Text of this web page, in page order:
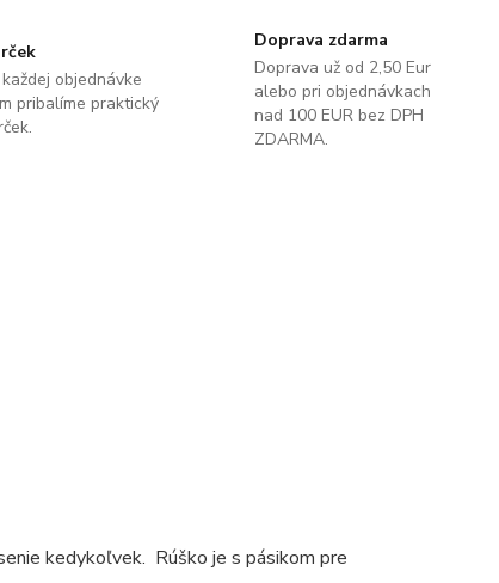
každej objednávke
pribalíme praktický
Doprava zdarma
Doprava už od 2,50 Eur
alebo pri objednávkach
nad 100 EUR bez DPH
ZDARMA.
kedykoľvek. Rúško je s pásikom pre